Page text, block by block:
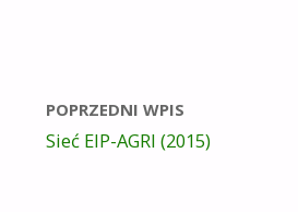
POPRZEDNI WPIS
Sieć EIP-AGRI (2015)